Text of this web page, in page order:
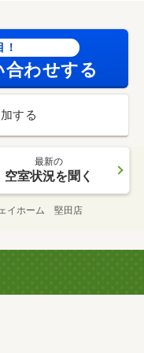
合わせする
する
最新の
空室状況を聞く
ェイホーム 堅田店